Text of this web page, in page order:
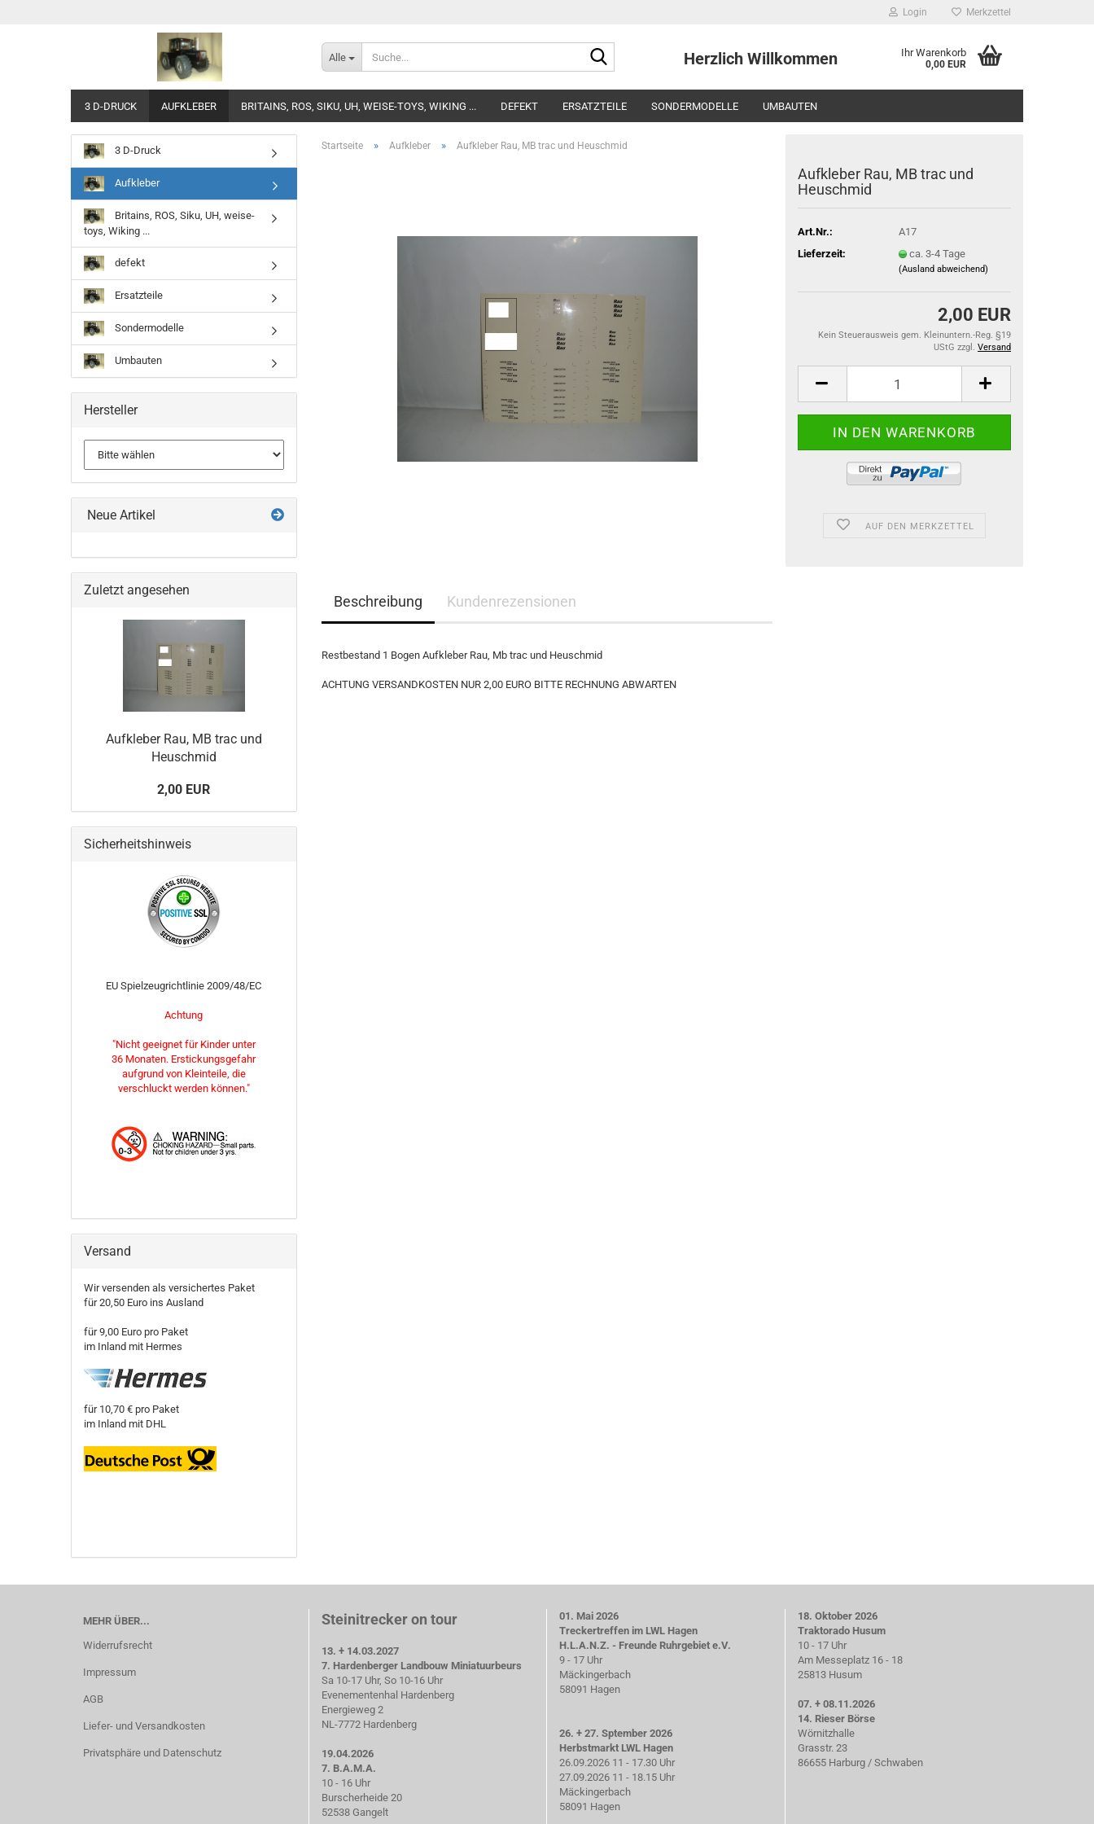
Login Merkzettel
Alle Herzlich Willkommen Ihr Warenkorb
0,00 EUR
3 D-DRUCK AUFKLEBER BRITAINS, ROS, SIKU, UH, WEISE-TOYS, WIKING ... DEFEKT ERSATZTEILE SONDERMODELLE UMBAUTEN
Startseite » Aufkleber » Aufkleber Rau, MB trac und Heuschmid
Aufkleber Rau, MB trac und
Heuschmid
Art.Nr.:
A17
Lieferzeit:
ca. 3-4 Tage
(Ausland abweichend)
2,00 EUR
Kein Steuerausweis gem. Kleinuntern.-Reg. §19
UStG zzgl. Versand
AUF DEN MERKZETTEL
Beschreibung Kundenrezensionen
Restbestand 1 Bogen Aufkleber Rau, Mb trac und Heuschmid
ACHTUNG VERSANDKOSTEN NUR 2,00 EURO BITTE RECHNUNG ABWARTEN
3 D-Druck
Aufkleber
Britains, ROS, Siku, UH, weise-
toys, Wiking ...
defekt
Ersatzteile
Sondermodelle
Umbauten
Hersteller
Neue Artikel
Zuletzt angesehen
Aufkleber Rau, MB trac und
Heuschmid
2,00 EUR
Sicherheitshinweis
EU Spielzeugrichtlinie 2009/48/EC
Achtung
"Nicht geeignet für Kinder unter
36 Monaten. Erstickungsgefahr
aufgrund von Kleinteile, die
verschluckt werden können."
Versand
Wir versenden als versichertes Paket
für 20,50 Euro ins Ausland
für 9,00 Euro pro Paket
im Inland mit Hermes
für 10,70 € pro Paket
im Inland mit DHL
MEHR ÜBER...
Widerrufsrecht
Impressum
AGB
Liefer- und Versandkosten
Privatsphäre und Datenschutz
Steinitrecker on tour
13. + 14.03.2027
7. Hardenberger Landbouw Miniatuurbeurs
Sa 10-17 Uhr, So 10-16 Uhr
Evenementenhal Hardenberg
Energieweg 2
NL-7772 Hardenberg
19.04.2026
7. B.A.M.A.
10 - 16 Uhr
Burscherheide 20
52538 Gangelt
01. Mai 2026
Treckertreffen im LWL Hagen
H.L.A.N.Z. - Freunde Ruhrgebiet e.V.
9 - 17 Uhr
Mäckingerbach
58091 Hagen
26. + 27. Sptember 2026
Herbstmarkt LWL Hagen
26.09.2026 11 - 17.30 Uhr
27.09.2026 11 - 18.15 Uhr
Mäckingerbach
58091 Hagen
18. Oktober 2026
Traktorado Husum
10 - 17 Uhr
Am Messeplatz 16 - 18
25813 Husum
07. + 08.11.2026
14. Rieser Börse
Wörnitzhalle
Grasstr. 23
86655 Harburg / Schwaben